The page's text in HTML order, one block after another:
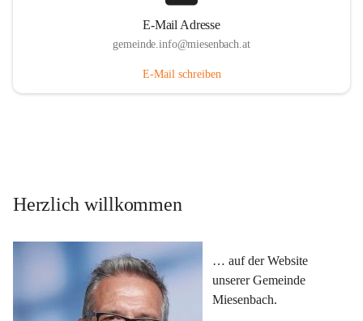
E-Mail Adresse
gemeinde.info@miesenbach.at
E-Mail schreiben
Herzlich willkommen
… auf der Website
unserer Gemeinde
Miesenbach.